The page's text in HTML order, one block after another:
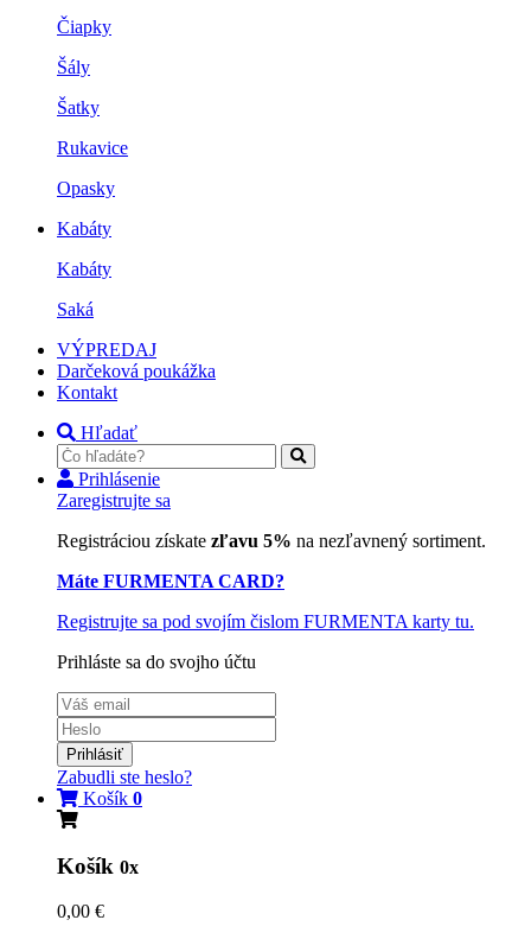
Čiapky
Šály
Šatky
Rukavice
Opasky
Kabáty
Kabáty
Saká
VÝPREDAJ
Darčeková poukážka
Kontakt
Hľadať
Prihlásenie
Zaregistrujte sa
Registráciou získate zľavu 5% na nezľavnený sortiment.
Máte FURMENTA CARD?
Registrujte sa pod svojím čislom FURMENTA karty tu.
Prihláste sa do svojho účtu
Prihlásiť
Zabudli ste heslo?
Košík 0
Košík 0x
0,00 €